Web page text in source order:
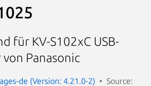
für KV-S102xC USB-
von Panasonic
de (Version: 4.21.0-2)
Source: